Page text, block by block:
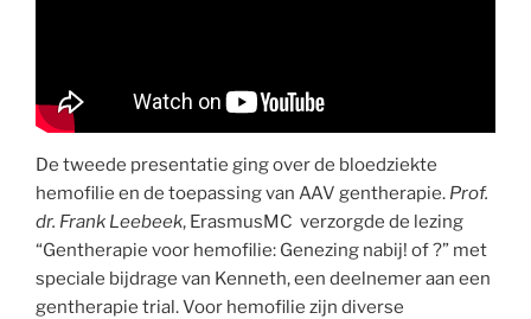
De tweede presentatie ging over de bloedziekte
hemofilie en de toepassing van AAV gentherapie. Prof.
dr. Frank Leebeek, ErasmusMC verzorgde de lezing
“Gentherapie voor hemofilie: Genezing nabij! of ?” met
speciale bijdrage van Kenneth, een deelnemer aan een
gentherapie trial. Voor hemofilie zijn diverse